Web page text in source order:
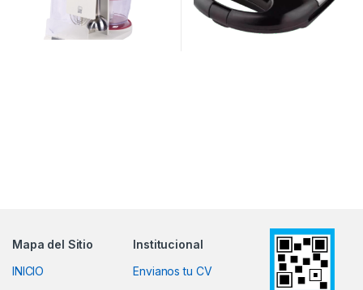
Mapa del Sitio
INICIO
Institucional
Envianos tu CV